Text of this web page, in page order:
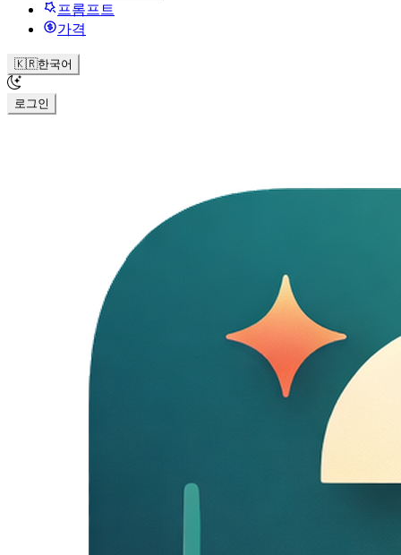
프롬프트
가격
🇰🇷한국어
로그인